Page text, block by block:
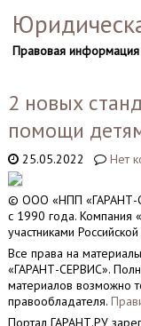
Правовая информация
2 новых
помощи
25.05.2022 Нет
© ООО «НПП «ГАРАНТ-
с 1990 года. Компания
участниками
Все права на
«ГАРАНТ-СЕРВИС».
материалов возможно
правообладателя.
Портал ГАРАНТ.РУ